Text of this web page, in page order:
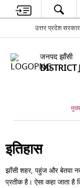
उत्तर प्रदेश सरकार
जनपद झाँसी
DISTRICT
इतिहास
झाँसी शहर, पहुंज और बेतवा
प्रतीक है। ऐसा कहा जाता है